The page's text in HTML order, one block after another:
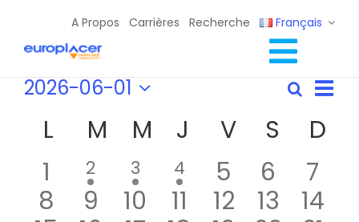
content
A Propos Carrières Recherche Français
Solutions Lignes CMS
Services
Contact
Évènements
de
vues
de
Mois
2026-06-01
une
Calendrier
Évènements
L LUNDI
M MARDI
M MERCREDI
J JEUDI
V VENDREDI
S D
0
évènements
1
1
évènement
2
1
évènement
3
1
évènement
4
0
5
0
6
0
7
0
8
0
9
0
10
0
11
0
12
0
13
0
14